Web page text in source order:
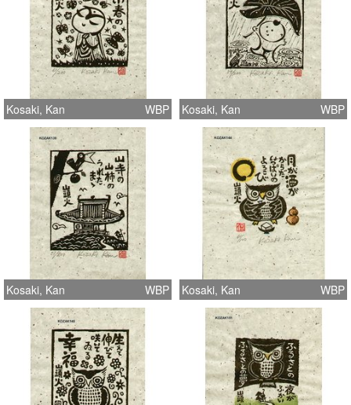
Kosaki, Kan WBP Kosaki, Kan WBP
Kosaki, Kan WBP Kosaki, Kan WBP